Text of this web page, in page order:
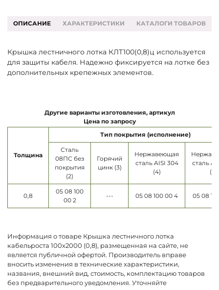
ОПИСАНИЕ ХАРАКТЕРИСТИКИ КАТАЛОГИ ТОВАРОВ
Крышка лестничного лотка КЛТ100(0,8)ц используется
для защиты кабеля. Надежно фиксируется на лотке без
дополнительных крепежных элементов.
Другие варианты изготовления, артикул
Цена по запросу
Толщина
Тип покрытия (исполнение)
Сталь
08ПС без
покрытия
(2)
Горячий
цинк (3)
Нержавеющая
сталь AISI 304
(4)
сталь
(5)
0,8
05 08 100
00 2
--- 05 08 100 00 4 05 08
Информация о товаре Крышка лестничного лотка
кабельроста 100х2000 (0,8), размещенная на сайте, не
является публичной офертой. Производитель вправе
вносить изменения в технические характеристики,
названия, внешний вид, стоимость, комплектацию товаров
без предварительного уведомления. Уточняйте